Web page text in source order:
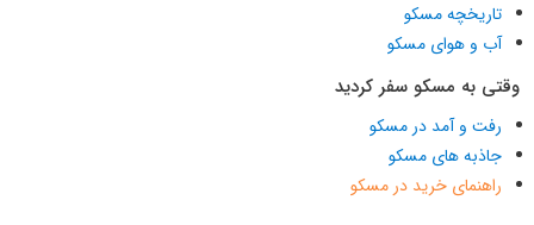
تاریخچه مسکو
آب و هوای مسکو
وقتی به مسکو سفر کردید
رفت و آمد در مسکو
جاذبه های مسکو
راهنمای خرید در مسکو